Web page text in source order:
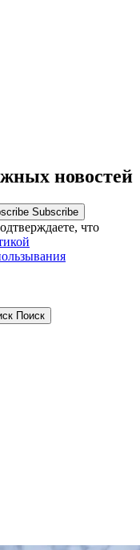
новостей
Subscribe
что
Поиск